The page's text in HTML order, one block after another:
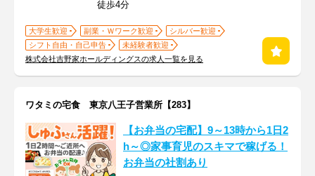
徒歩4分
大学生歓迎 副業・Ｗワーク歓迎
シルバー歓迎
シフト自由・自己申告
未経験者歓迎
株式会社吉野家ホールディングスの求人一覧を見る
ワタミの宅食 東京八王子営業所【283】
【お弁当の宅配】9～13時から1日2
h～◎家事育児のスキマで稼げる！
お弁当の社割あり